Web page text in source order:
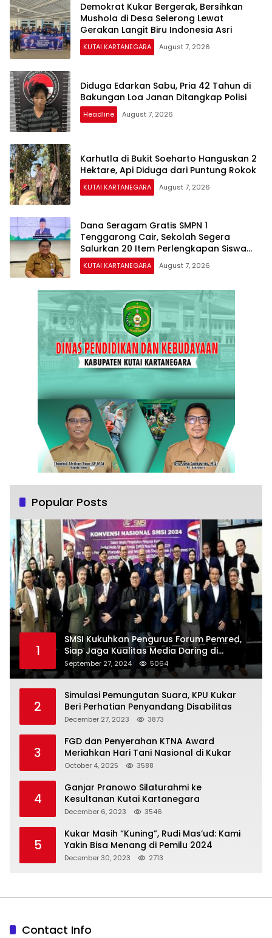
Demokrat Kukar Bergerak, Bersihkan
Mushola di Desa Selerong Lewat
Gerakan Langit Biru Indonesia Asri
KUTAI KARTANEGARA August 7, 2026
Diduga Edarkan Sabu, Pria 42 Tahun di
Bakungan Loa Janan Ditangkap Polisi
Headline August 7, 2026
Karhutla di Bukit Soeharto Hanguskan 2
Hektare, Api Diduga dari Puntung Rokok
KUTAI KARTANEGARA August 7, 2026
Dana Seragam Gratis SMPN 1
Tenggarong Cair, Sekolah Segera
Salurkan 20 Item Perlengkapan Siswa
Baru
KUTAI KARTANEGARA August 7, 2026
Popular Posts
1
SMSI Kukuhkan Pengurus Forum Pemred,
Siap Jaga Kualitas Media Daring di
Indonesia
September 27, 2024 5064
2
Simulasi Pemungutan Suara, KPU Kukar
Beri Perhatian Penyandang Disabilitas
December 27, 2023 3873
3
FGD dan Penyerahan KTNA Award
Meriahkan Hari Tani Nasional di Kukar
October 4, 2025 3588
4
Ganjar Pranowo Silaturahmi ke
Kesultanan Kutai Kartanegara
December 6, 2023 3546
5
Kukar Masih “Kuning”, Rudi Mas’ud: Kami
Yakin Bisa Menang di Pemilu 2024
December 30, 2023 2713
Contact Info